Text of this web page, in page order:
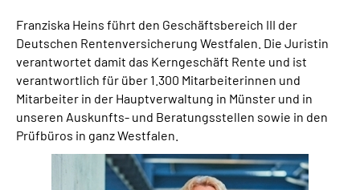
Online-Services
Inhalte in Gebärdensprache (DGS)
Leichte Sprache
Suche
Franziska Heins führt den Geschäftsbereich III der
Deutschen Rentenversicherung Westfalen. Die Juristin
verantwortet damit das Kerngeschäft Rente und ist
verantwortlich für über 1.300 Mitarbeiterinnen und
Mitarbeiter in der Hauptverwaltung in Münster und in
unseren Auskunfts- und Beratungsstellen sowie in den
Prüfbüros in ganz Westfalen.